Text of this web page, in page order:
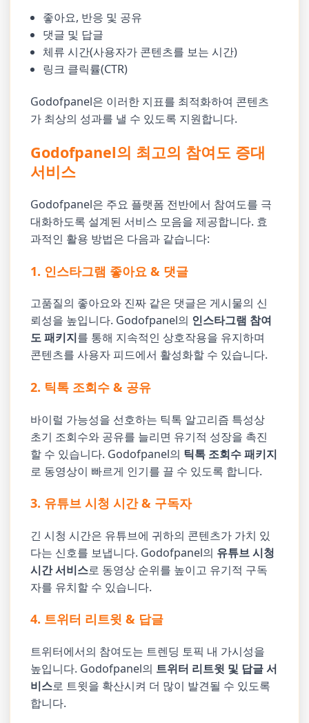
좋아요, 반응 및 공유
댓글 및 답글
체류 시간(사용자가 콘텐츠를 보는 시간)
링크 클릭률(CTR)
Godofpanel은 이러한 지표를 최적화하여 콘텐츠
가 최상의 성과를 낼 수 있도록 지원합니다.
Godofpanel의 최고의 참여도 증대
서비스
Godofpanel은 주요 플랫폼 전반에서 참여도를 극
대화하도록 설계된 서비스 모음을 제공합니다. 효
과적인 활용 방법은 다음과 같습니다:
1. 인스타그램 좋아요 & 댓글
고품질의 좋아요와 진짜 같은 댓글은 게시물의 신
뢰성을 높입니다. Godofpanel의 인스타그램 참여
도 패키지를 통해 지속적인 상호작용을 유지하며
콘텐츠를 사용자 피드에서 활성화할 수 있습니다.
2. 틱톡 조회수 & 공유
바이럴 가능성을 선호하는 틱톡 알고리즘 특성상
초기 조회수와 공유를 늘리면 유기적 성장을 촉진
할 수 있습니다. Godofpanel의 틱톡 조회수 패키지
로 동영상이 빠르게 인기를 끌 수 있도록 합니다.
3. 유튜브 시청 시간 & 구독자
긴 시청 시간은 유튜브에 귀하의 콘텐츠가 가치 있
다는 신호를 보냅니다. Godofpanel의 유튜브 시청
시간 서비스로 동영상 순위를 높이고 유기적 구독
자를 유치할 수 있습니다.
4. 트위터 리트윗 & 답글
트위터에서의 참여도는 트렌딩 토픽 내 가시성을
높입니다. Godofpanel의 트위터 리트윗 및 답글 서
비스로 트윗을 확산시켜 더 많이 발견될 수 있도록
합니다.